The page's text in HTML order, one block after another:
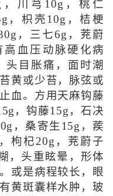
川芎10g，桃仁
，枳壳10g，桔梗
，三七6g，茺蔚
血压动脉硬化病
头目胀痛，面时潮
黄或少苔，脉弦或
血。方用天麻钩藤
，钩藤15g，石决
，桑寄生15g，蒺
枸杞20g，茺蔚子
，头重眩晕，形体
或是病程较长，眼
黄斑囊样水肿，玻